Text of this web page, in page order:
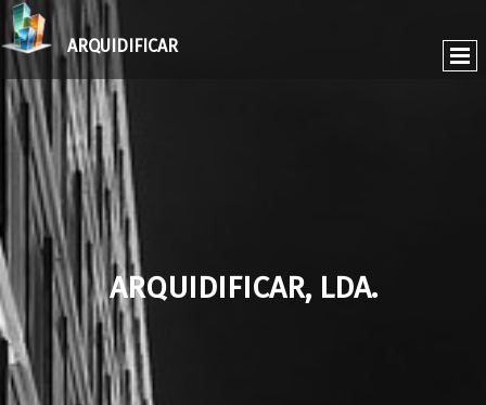
ARQUIDIFICAR
ARQUIDIFICAR, LDA.